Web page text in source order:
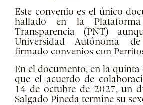
Este convenio es el único
hallado en la
Transparencia (PNT)
Universidad Autónoma
firmado convenios con
En el documento, en la quinta
que el acuerdo de
14 de octubre de 2027, un
Salgado Pineda termine su